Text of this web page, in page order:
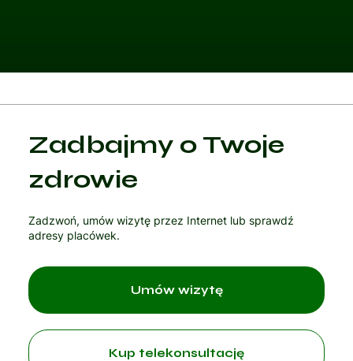
Zadbajmy o Twoje
zdrowie
Zadzwoń, umów wizytę przez Internet lub sprawdź
adresy placówek.
Kup telekonsultację
Umów wizytę